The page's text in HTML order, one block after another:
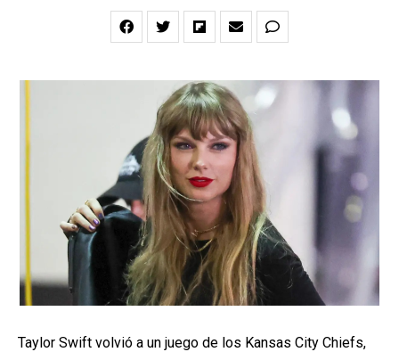
Taylor Swift volvió a un juego de los Kansas City Chiefs,